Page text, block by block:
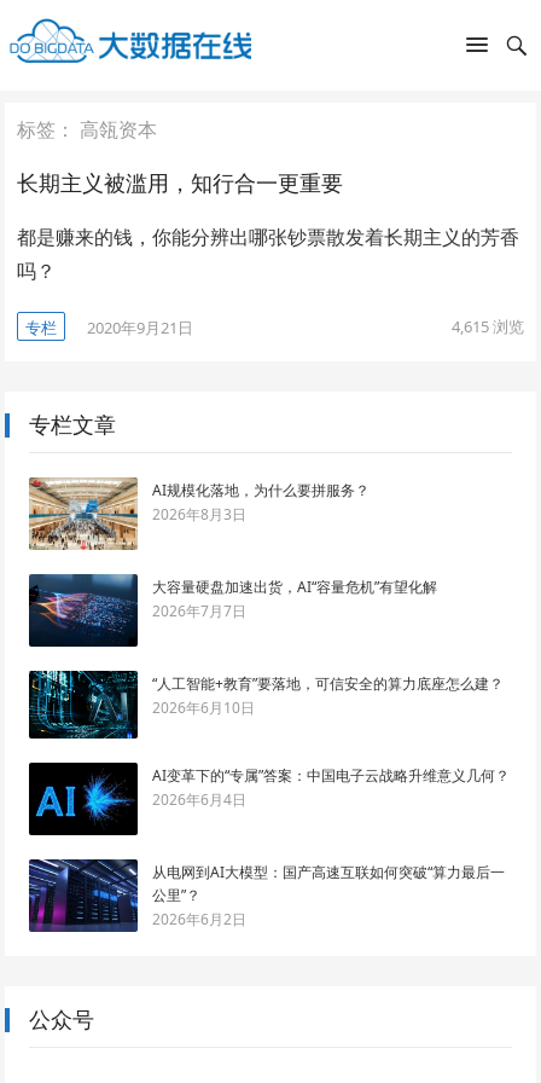
标签：高瓴资本
长期主义被滥用，知行合一更重要
都是赚来的钱，你能分辨出哪张钞票散发着长期主义的芳香
吗？
专栏 2020年9月21日 4,615浏览
专栏文章
AI规模化落地，为什么要拼服务？
2026年8月3日
大容量硬盘加速出货，AI“容量危机”有望化解
2026年7月7日
“人工智能+教育”要落地，可信安全的算力底座怎么建？
2026年6月10日
AI变革下的“专属”答案：中国电子云战略升维意义几何？
2026年6月4日
从电网到AI大模型：国产高速互联如何突破“算力最后一
公里”？
2026年6月2日
公众号